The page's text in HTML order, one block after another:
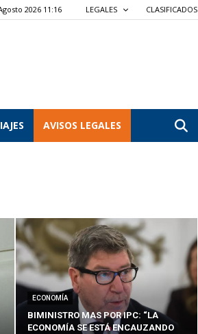
2026 11:16 LEGALES CLASIFICADOS
AVISOS LEGALES
ECONOMÍA
BIMINISTRO MAS POR IPC: “LA
ECONOMÍA SE ESTÁ ENCAUZANDO